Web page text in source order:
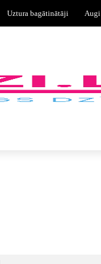
Uztura bagātinātāji Augi